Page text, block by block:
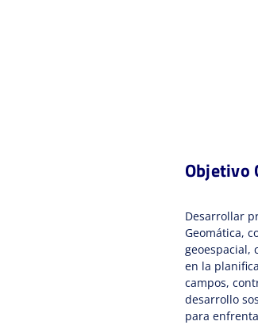
Objetivo
Desarrollar
Geomática,
geoespacial,
en la
campos,
desarrollo
para